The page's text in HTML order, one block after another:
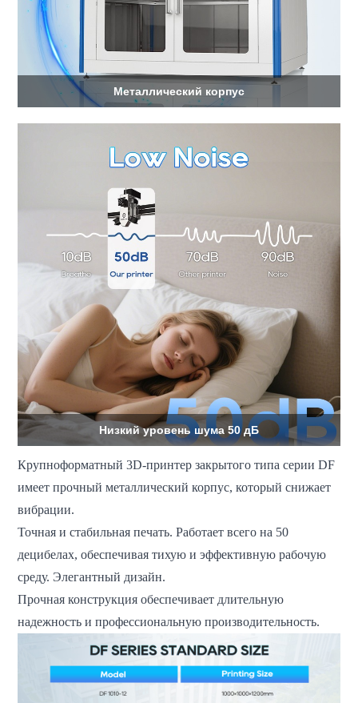
Металлический корпус
Низкий уровень шума 50 дБ
Крупноформатный 3D-принтер закрытого типа серии DF
имеет прочный металлический корпус, который снижает
вибрации.
Точная и стабильная печать. Работает всего на 50
децибелах, обеспечивая тихую и эффективную рабочую
среду. Элегантный дизайн.
Прочная конструкция обеспечивает длительную
надежность и профессиональную производительность.